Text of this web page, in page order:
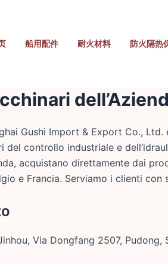
船用配件 耐火材料 防火隔热
Gushi Import & Export Co.,
del controllo industriale e
acquistano direttamente dai
e Francia. Serviamo i clienti
Via Dongfang 2507, Pudong,